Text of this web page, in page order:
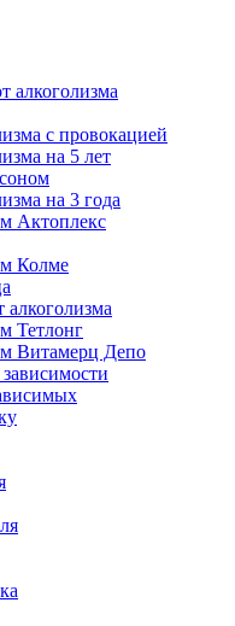
алкоголизма
с провокацией
на 5 лет
на 3 года
Актоплекс
Колме
алкоголизма
Тетлонг
Витамерц Депо